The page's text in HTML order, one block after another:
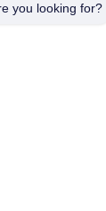
you looking for?